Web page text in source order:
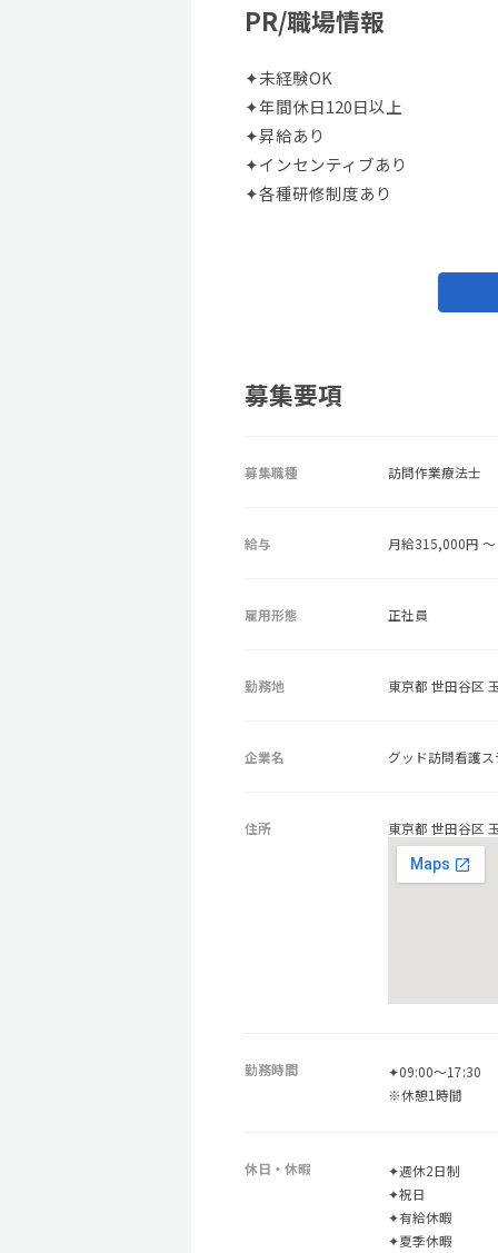
PR/職場情報
✦未経験OK
✦年間休日120日以上
✦昇給あり
✦インセンティブあり
✦各種研修制度あり
募集要項
募集職種 訪問作業療法士
給与 月給315,000円 ～
雇用形態 正社員
勤務地 東京都 世田谷区
企業名 グッド訪問看護
住所 東京都 世田谷区
勤務時間
✦09:00～17:30
※休憩1時間
休日・休暇
✦週休2日制
✦祝日
✦有給休暇
✦夏季休暇